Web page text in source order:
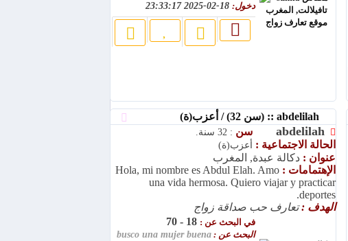
دخول:
abdelilah سن : 32 سنة.
الحالة الاجتماعية : أعزب(ة)
عنوان : دكالة عبدة, المغرب
الإهتمامات : Hola, mi nombre es Abdul Elah. Amo
una vida hermosa. Quiero viajar y practicar
deportes.
الهدف :تعارف حب صداقة زواج
في البحث عن :
البحث عن : busco una mujer buena